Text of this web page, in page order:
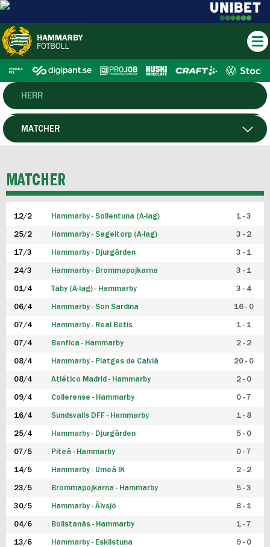
HERR
DAM
P19
F19
FUTSAL HERR
FUTSAL DAM
MATCHER
MATCHER
12/2 Hammarby - Sollentuna (A-lag) 1 - 3
25/2 Hammarby - Segeltorp (A-lag) 3 - 2
17/3 Hammarby - Djurgården 3 - 1
24/3 Hammarby - Brommapojkarna 3 - 1
01/4 Täby (A-lag) - Hammarby 3 - 4
06/4 Hammarby - Son Sardina 16 - 0
07/4 Hammarby - Real Betis 1 - 1
07/4 Benfica - Hammarby 2 - 2
08/4 Hammarby - Platges de Calvià 20 - 0
08/4 Atlético Madrid - Hammarby 2 - 0
09/4 Collerense - Hammarby 0 - 7
16/4 Sundsvalls DFF - Hammarby 1 - 8
25/4 Hammarby - Djurgården 5 - 0
07/5 Piteå - Hammarby 0 - 7
14/5 Hammarby - Umeå IK 2 - 2
23/5 Brommapojkarna - Hammarby 5 - 3
30/5 Hammarby - Älvsjö 8 - 1
04/6 Bollstanäs - Hammarby 1 - 7
13/6 Hammarby - Eskilstuna 9 - 0